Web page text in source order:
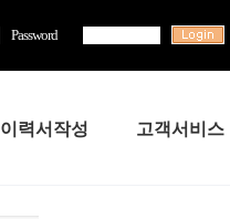
Password
이력서작성 고객서비스